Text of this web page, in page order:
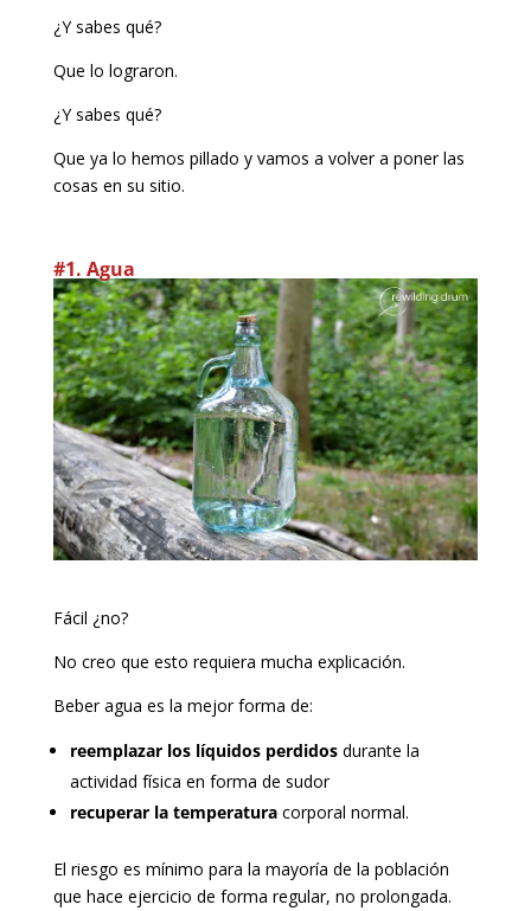
¿Y sabes qué?
Que lo lograron.
¿Y sabes qué?
Que ya lo hemos pillado y vamos a volver a poner las
cosas en su sitio.
#1. Agua
Fácil ¿no?
No creo que esto requiera mucha explicación.
Beber agua es la mejor forma de:
reemplazar los líquidos perdidosdurante la
actividad física en forma de sudor
recuperar la temperaturacorporal normal.
El riesgo es mínimo para la mayoría de la población
que hace ejercicio de forma regular, no prolongada.